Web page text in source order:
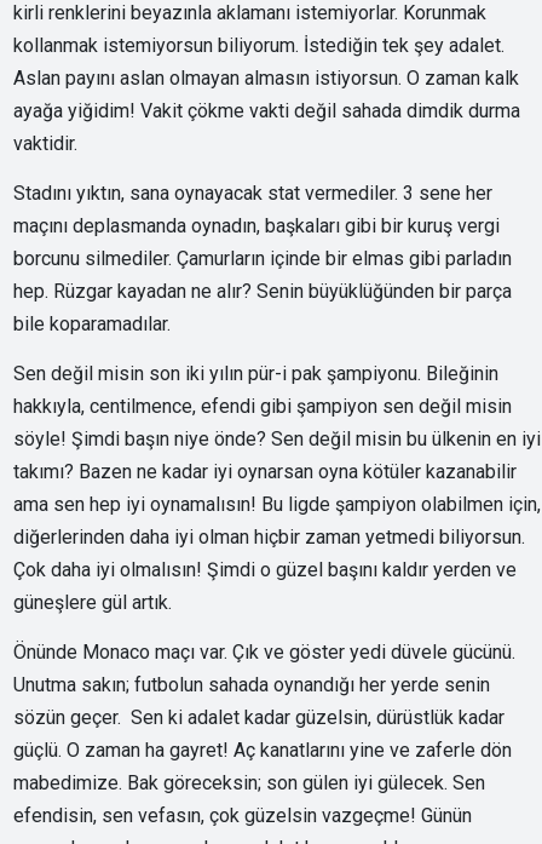
kirli renklerini beyazınla aklamanı istemiyorlar. Korunmak
kollanmak istemiyorsun biliyorum. İstediğin tek şey adalet.
Aslan payını aslan olmayan almasın istiyorsun. O zaman kalk
ayağa yiğidim! Vakit çökme vakti değil sahada dimdik durma
vaktidir.
Stadını yıktın, sana oynayacak stat vermediler. 3 sene her
maçını deplasmanda oynadın, başkaları gibi bir kuruş vergi
borcunu silmediler. Çamurların içinde bir elmas gibi parladın
hep. Rüzgar kayadan ne alır? Senin büyüklüğünden bir parça
bile koparamadılar.
Sen değil misin son iki yılın pür-i pak şampiyonu. Bileğinin
hakkıyla, centilmence, efendi gibi şampiyon sen değil misin
söyle! Şimdi başın niye önde? Sen değil misin bu ülkenin en iyi
takımı? Bazen ne kadar iyi oynarsan oyna kötüler kazanabilir
ama sen hep iyi oynamalısın! Bu ligde şampiyon olabilmen için,
diğerlerinden daha iyi olman hiçbir zaman yetmedi biliyorsun.
Çok daha iyi olmalısın! Şimdi o güzel başını kaldır yerden ve
güneşlere gül artık.
Önünde Monaco maçı var. Çık ve göster yedi düvele gücünü.
Unutma sakın; futbolun sahada oynandığı her yerde senin
sözün geçer. Sen ki adalet kadar güzelsin, dürüstlük kadar
güçlü. O zaman ha gayret! Aç kanatlarını yine ve zaferle dön
mabedimize. Bak göreceksin; son gülen iyi gülecek. Sen
efendisin, sen vefasın, çok güzelsin vazgeçme! Günün